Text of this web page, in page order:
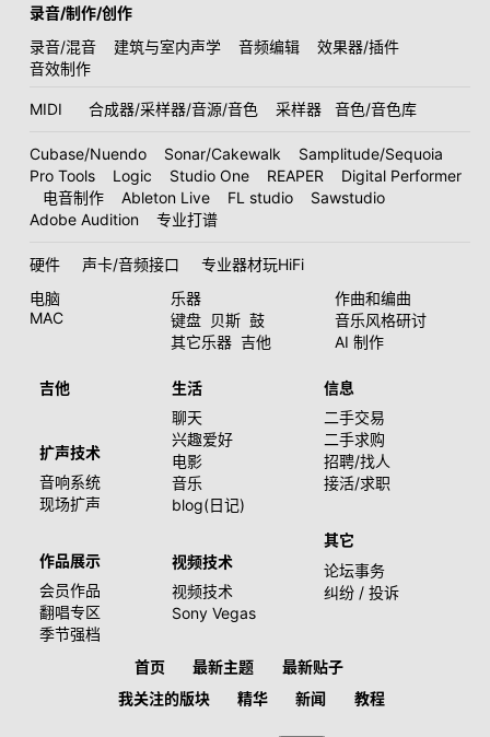
录音/制作/创作
录音/混音
建筑与室内声学 音频编辑
效果器/插件
音效制作
MIDI 合成器/采样器/音源/音色 采样器 音色/音色库
Cubase/Nuendo Sonar/Cakewalk
Samplitude/Sequoia
Pro Tools
Logic Studio One REAPER
Digital Performer
电音制作
Ableton Live FL studio
Sawstudio
Adobe Audition
专业打谱
硬件 声卡/音频接口
专业器材玩HiFi
电脑
MAC
乐器
键盘 贝斯 鼓
其它乐器 吉他
作曲和编曲
音乐风格研讨
AI 制作
吉他
扩声技术
音响系统
现场扩声
作品展示
会员作品
翻唱专区
季节强档
生活
聊天
兴趣爱好
电影
音乐
blog(日记)
视频技术
视频技术
Sony Vegas
信息
二手交易
二手求购
招聘/找人
接活/求职
其它
论坛事务
纠纷 / 投诉
首页 最新主题
最新贴子
我关注的版块
精华 新闻 教程